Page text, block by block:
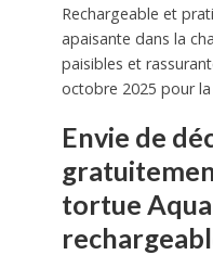
Rechargeable et
apaisante dans la
paisibles et
octobre 2025 pour
Envie de
tortue